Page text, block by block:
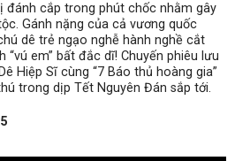
đánh cắp trong phút chốc nhằm gây
Gánh nặng của cả vương quốc
dê trẻ ngạo nghễ hành nghề cắt
em” bất đắc dĩ! Chuyến phiêu lưu
Hiệp Sĩ cùng “7 Báo thủ hoàng gia”
trong dịp Tết Nguyên Đán sắp tới.